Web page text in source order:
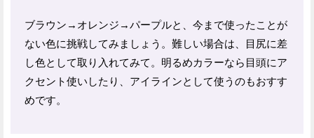
ブラウン→オレンジ→パープルと、今まで使ったことが
ない色に挑戦してみましょう。難しい場合は、目尻に差
し色として取り入れてみて。明るめカラーなら目頭にア
クセント使いしたり、アイラインとして使うのもおすす
めです。